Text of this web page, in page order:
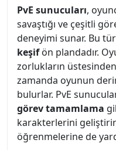
PvE sunucuları,
savaştığı ve çeşitli
deneyimi sunar. Bu
keşifön plandadır.
zorlukların üstesinden
zamanda oyunun
bulurlar. PvE
görev tamamlama
karakterlerini
öğrenmelerine de